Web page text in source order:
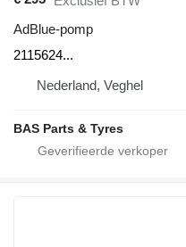
AdBlue-pomp
2115624...
Nederland, Veghel
BAS Parts & Tyres